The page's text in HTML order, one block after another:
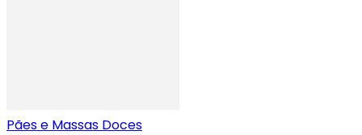
Pães e Massas Doces